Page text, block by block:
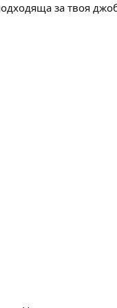
за твоя